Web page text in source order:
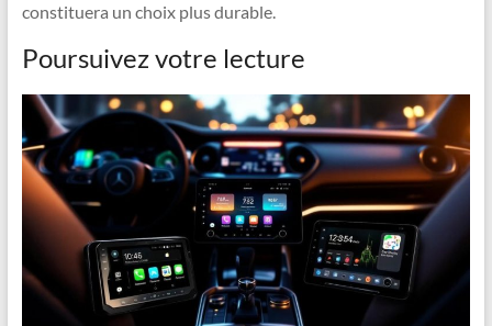
constituera un choix plus durable.
Poursuivez votre lecture